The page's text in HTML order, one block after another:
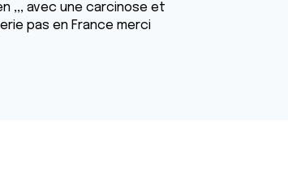
,,, avec une carcinose et
pas en France merci